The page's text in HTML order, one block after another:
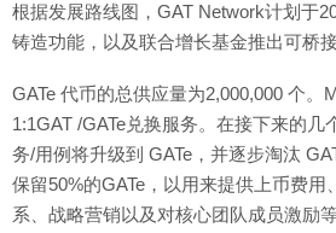
根据发展路线图，GAT Network计划于
铸造功能，以及联合增长基金推出可桥接
GATe 代币的总供应量为2,000,000 个。
1:1GAT /GATe兑换服务。在接下来的几
务/用例将升级到 GATe，并逐步淘汰
保留50%的GATe，以用来提供上币费用
系、战略营销以及对核心团队成员激励等